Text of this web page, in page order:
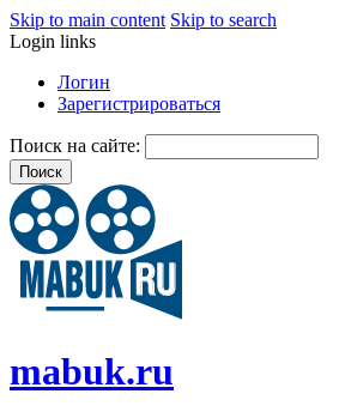
Skip to main content Skip to search
Login links
Логин
Зарегистрироваться
Поиск на сайте:
mabuk.ru